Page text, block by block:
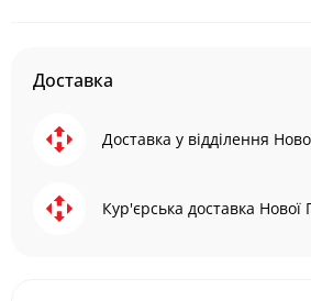
Доставка
Доставка у відділення
Кур'єрська доставка